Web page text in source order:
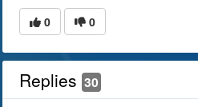
0 0
Replies 30